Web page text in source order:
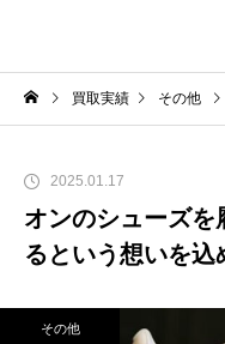
買取実績 その他
2025.01.17
オンのシューズを
るという想いを込
その他